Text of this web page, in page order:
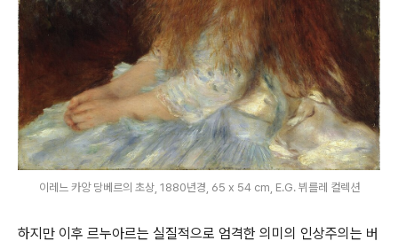
이레느 카앙 당베르의 초상, 1880년경, 65 x 54 cm, E.G. 뷔를레 컬렉션
하지만 이후 르누아르는 실질적으로 엄격한 의미의 인상주의는 버